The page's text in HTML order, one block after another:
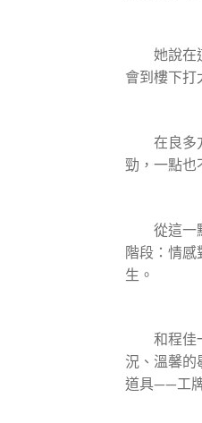
她說在這
會到樓下打
在良多方
勁，一點也
從這一點
階段：情感
生。
和程佳一
況、溫馨的
道具——工